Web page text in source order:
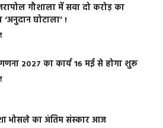
गौशाला में सवा दो करोड़ का
‘अनुदान घोटाला’ !
2027 का कार्य 16 मई से होगा शुरू
भोसले का अंतिम संस्कार आज